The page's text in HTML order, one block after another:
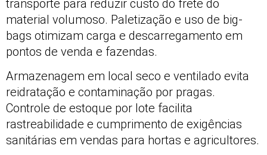
transporte para reduzir custo do frete do
material volumoso. Paletização e uso de big-
bags otimizam carga e descarregamento em
pontos de venda e fazendas.
Armazenagem em local seco e ventilado evita
reidratação e contaminação por pragas.
Controle de estoque por lote facilita
rastreabilidade e cumprimento de exigências
sanitárias em vendas para hortas e agricultores.